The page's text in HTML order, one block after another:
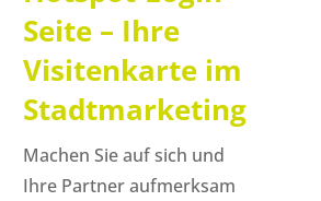
Seite – Ihre
Visitenkarte im
Stadtmarketing
Machen Sie auf sich und
Ihre Partner aufmerksam